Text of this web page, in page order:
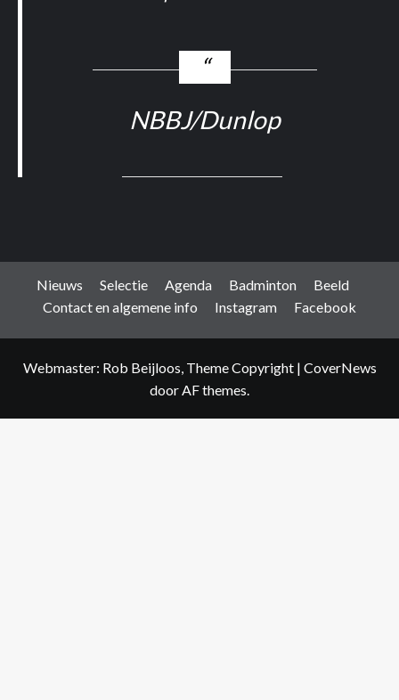
NBBJ/Dunlop
Nieuws Selectie Agenda Badminton
Beeld
Contact en algemene info
Instagram Facebook
Webmaster: Rob Beijloos, Theme Copyright | CoverNews
door AF themes.